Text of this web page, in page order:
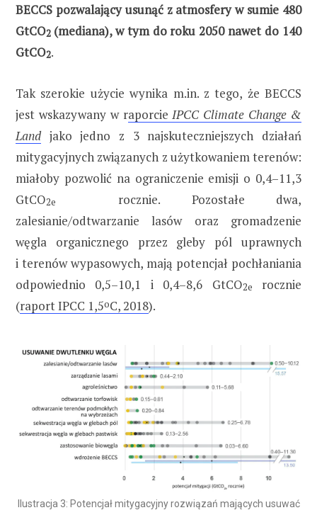
BECCS pozwalający usunąć z atmosfery w sumie 480
GtCO2 (mediana), w tym do roku 2050 nawet do 140
GtCO2.
Tak szerokie użycie wynika m.in. z tego, że BECCS
jest wskazywany w raporcieIPCC Climate Change &
Landjako jedno z 3 najskuteczniejszych działań
mitygacyjnych związanych z użytkowaniem terenów:
miałoby pozwolić na ograniczenie emisji o 0,4–11,3
GtCO2e
rocznie. Pozostałe dwa,
zalesianie/odtwarzanie lasów oraz gromadzenie
węgla organicznego przez gleby pól uprawnych
i terenów wypasowych, mają potencjał pochłaniania
odpowiednio 0,5–10,1 i 0,4–8,6 GtCO2e
rocznie
(raport IPCC 1,5oC, 2018).
Ilustracja 3: Potencjał mitygacyjny rozwiązań mających usuwać